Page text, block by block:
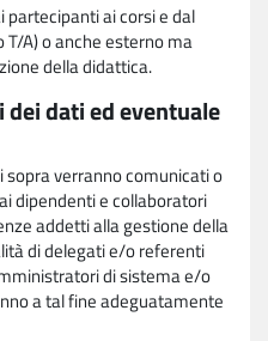
ai corsi e dal
A) o anche esterno ma
della didattica.
dati ed eventuale
verranno comunicati o
dipendenti e collaboratori
addetti alla gestione della
di delegati e/o referenti
di sistema e/o
a tal fine adeguatamente